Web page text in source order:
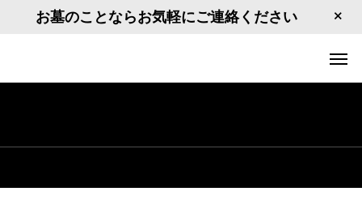
お墓のことならお気軽にご連絡ください